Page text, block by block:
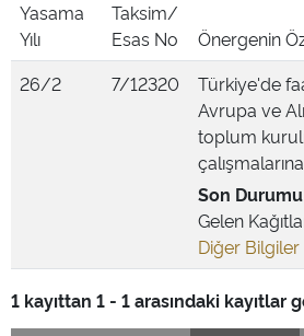
Yasama
Yılı
Taksim/
Esas No
Önergenin
26/2
7/12320
Türkiye'de
Avrupa ve
toplum
Son
Gelen
Diğer Bilgiler
1 kayıttan 1 - 1 arasındaki kayıtlar